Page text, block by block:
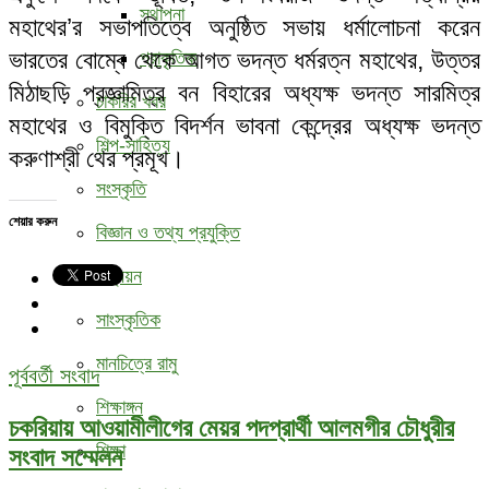
স্থাপনা
প্রাকৃতিক
চাকরির খবর
শিল্প-সাহিত্য
সংস্কৃতি
বিজ্ঞান ও তথ্য প্রযুক্তি
উন্নয়ন
সাংস্কৃতিক
মানচিত্রে রামু
শিক্ষাঙ্গন
শিক্ষা
মহাথের’র সভাপতিত্বে অনুষ্ঠিত সভায় ধর্মালোচনা করেন
ভারতের বোম্বে থেকে আগত ভদন্ত ধর্মরত্ন মহাথের, উত্তর
মিঠাছড়ি প্রজ্ঞামিত্র বন বিহারের অধ্যক্ষ ভদন্ত সারমিত্র
মহাথের ও বিমুক্তি বিদর্শন ভাবনা কেন্দ্রের অধ্যক্ষ ভদন্ত
করুণাশ্রী থের প্রমূখ।
শেয়ার করুন
পূর্ববর্তী সংবাদ
চকরিয়ায় আওয়ামীলীগের মেয়র পদপ্রার্থী আলমগীর চৌধুরীর
সংবাদ সম্মেলন